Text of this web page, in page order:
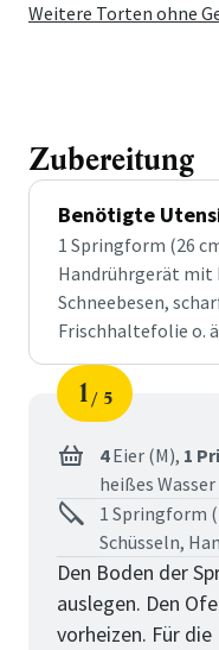
Weitere Torten ohne
Zubereitung
Benötigte
1 Springform (26
Handrührgerät mit
Schneebesen,
Frischhaltefolie o.
Schritt
1
von
5
4Eier (M), 1
heißes Wasser
1 Springform
Schüsseln,
Den Boden der
auslegen. Den
vorheizen. Für